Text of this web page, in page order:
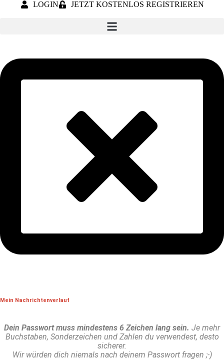
LOGIN JETZT KOSTENLOS REGISTRIEREN
Mein Nachrichtenverlauf
Dein Passwort muss mindestens 6 Zeichen lang sein. Je mehr
Buchstaben, Sonderzeichen und Zahlen du verwendest, desto
sicherer.
Wir würden dich niemals nach deinem Passwort fragen ;-)